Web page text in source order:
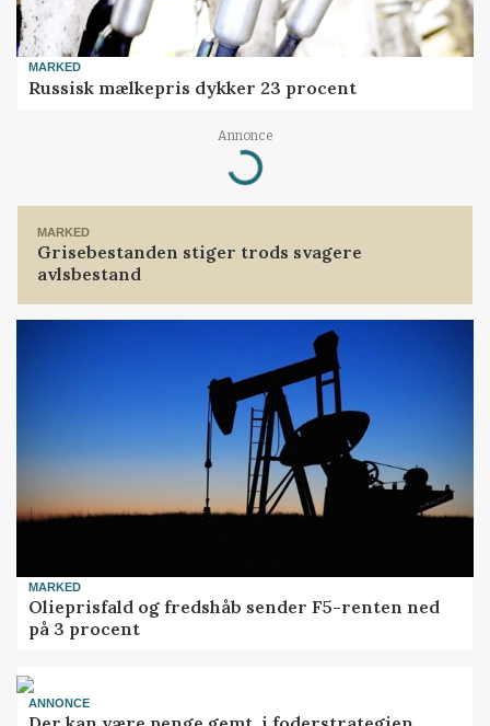
MARKED
Russisk mælkepris dykker 23 procent
Annonce
Loading...
MARKED
Grisebestanden stiger trods svagere
avlsbestand
MARKED
Olieprisfald og fredshåb sender F5-renten ned
på 3 procent
ANNONCE